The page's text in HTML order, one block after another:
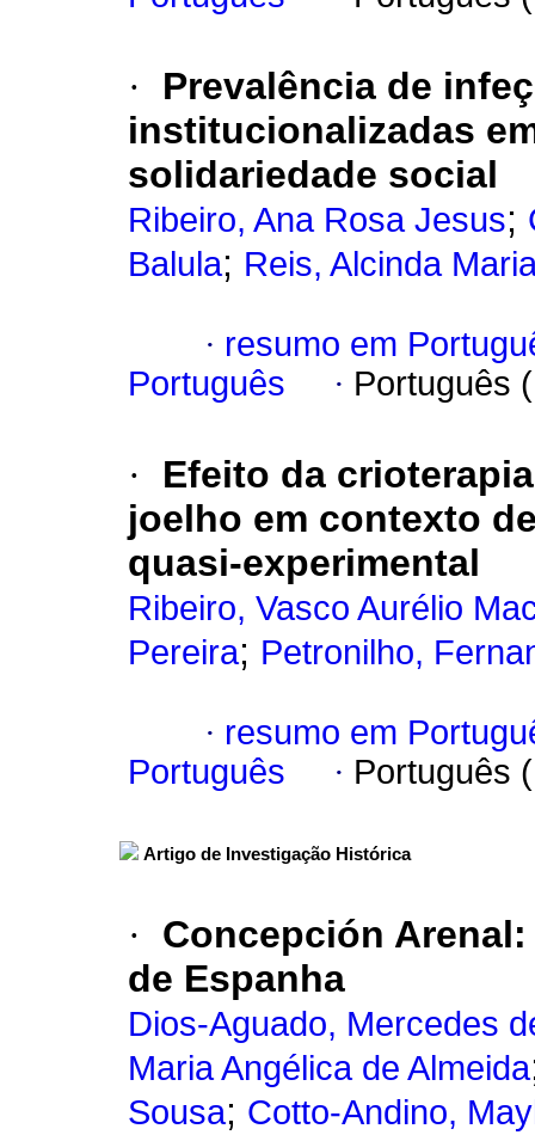
·
Prevalência de
institucionalizadas
solidariedade social
Ribeiro, Ana Rosa Jesus;
Balula; Reis, Alcinda
· resumo em
Português
· Português
·
Efeito da
joelho em contexto
quasi-experimental
Ribeiro, Vasco Aurélio
Pereira; Petronilho,
· resumo em
Português
· Português
Artigo de Investigação Histórica
·
Concepción
de Espanha
Dios-Aguado, Mercedes
Maria Angélica de Almeida
Sousa; Cotto-Andino,